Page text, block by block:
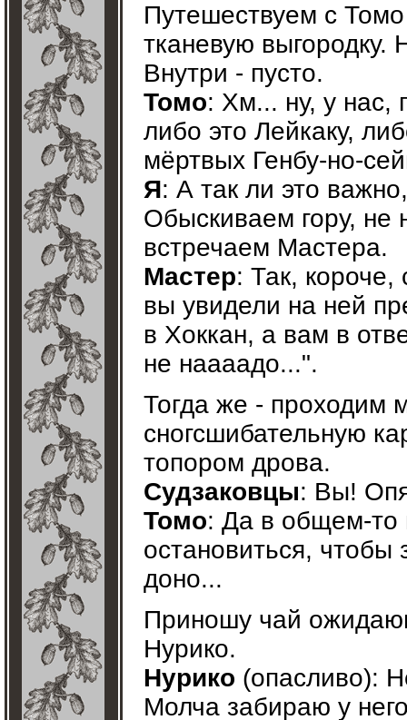
Путешествуем с
тканевую выгородку.
Внутри - пусто.
Томо: Хм... ну, у нас,
либо это Лейкаку,
мёртвых Генбу-но-
Я: А так ли это
Обыскиваем гору, не
встречаем Мастера.
Мастер: Так,
вы увидели на ней
в Хоккан, а вам в
не наааадо...".
Тогда же - проходим
сногсшибательную
топором дрова.
Судзаковцы: Вы!
Томо: Да в общем-то
остановиться, чтобы
доно...
Приношу чай
Нурико.
Нурико (опасливо):
Молча забираю у